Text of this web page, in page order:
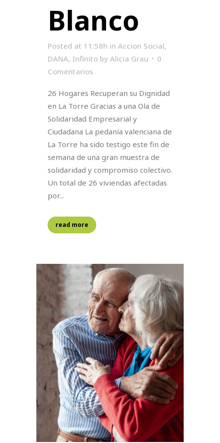
Blanco
Posted at 11:58h in Accion Social,
DANA, Infinito by Alicia Grau
0
Comentarios
26 Hogares Recuperan su Dignidad
en La Torre Gracias a una Ola de
Solidaridad Empresarial y
Ciudadana La pedanía valenciana de
La Torre ha sido testigo este fin de
semana de una gran muestra de
solidaridad y compromiso colectivo.
Un total de 26 viviendas afectadas
por...
read more